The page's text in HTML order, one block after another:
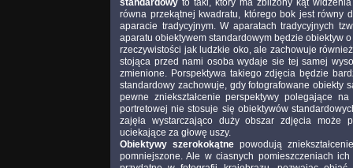
równa przekątnej kwadratu, którego bok jest równy
aparacie tradycyjnym. W aparatach tradycyjnych
aparatu obiektywem standardowym będzie obiektyw
rzeczywistości jak ludzkie oko, ale zachowuje
stojąca przed nami osoba wydaje sie tej samej
zmienione. Porspektywa takiego zdjęcia będzie
standardowy zachowuje, gdy fotografowane obiekty
pewne zniekształcenie perspektywy polegające
portretowej nie stosuje się obiektywów
zajęła wystarczająco duży obszar zdjęcia może
uciekające za głowę uszy.
Obiektywy szerokokątnepowodują
pomniejszone. Ale w ciasnych pomieszczeniach